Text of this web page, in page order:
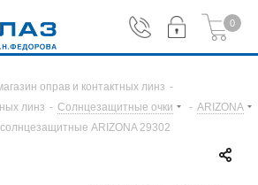
0
оправ и контактных линз -
линз - Солнцезащитные очки - ARIZONA
ARIZONA 29302